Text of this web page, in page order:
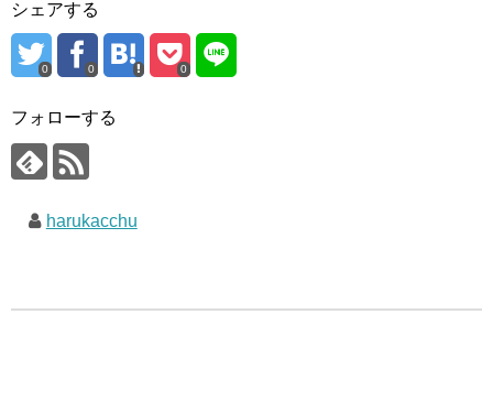
シェアする
0 0 0
フォローする
harukacchu